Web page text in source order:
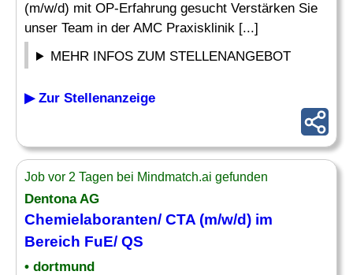
(m/w/d) mit OP-Erfahrung gesucht Verstärken Sie
unser Team in der AMC Praxisklinik [...]
MEHR INFOS ZUM STELLENANGEBOT
▶ Zur Stellenanzeige
Job vor 2 Tagen bei Mindmatch.ai gefunden
Dentona AG
Chemielaboranten/ CTA (m/w/d) im
Bereich FuE/ QS
• dortmund